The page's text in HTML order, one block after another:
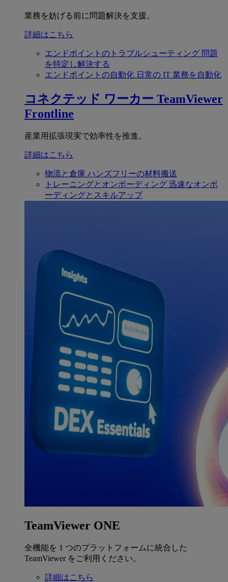
業務を妨げる前に問題解決を支援。
詳細はこちら
エンドポイントのトラブルシューティング 問題
を特定し解決する
エンドポイントの自動化 日常の IT 業務を自動化
コネクテッド ワーカー TeamViewer
Frontline
産業用拡張現実で効率性を推進。
詳細はこちら
物流と倉庫 ハンズフリーの材料搬送
トレーニングとオンボーディング 迅速なオンボ
ーディングとスキルアップ
TeamViewer ONE
全機能を 1 つのプラットフォームに統合した
TeamViewer をご利用ください。
詳細はこちら